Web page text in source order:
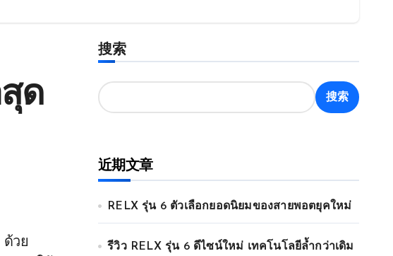
ด
ด้วย
搜索
搜索
近期文章
RELX รุ่น 6 ตัวเลือกยอดนิยมของสายพอตยุคใหม่
รีวิว RELX รุ่น 6 ดีไซน์ใหม่ เทคโนโลยีล้ำกว่าเดิม